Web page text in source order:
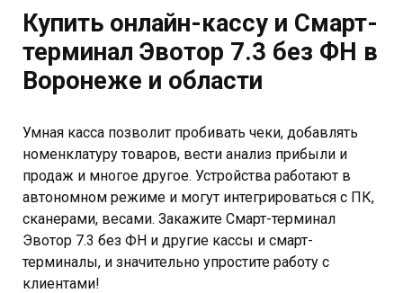
5V, 3A;
Время сохранности информации в регистрах
после выключения питания - не менее 1440 ч;
Маркированные порты подключения;
Подключаемые устройства - банковский
терминал, принтер этикеток и денежный ящик
подключаются бесплатно, для весов нужен
драйвер.
Купить онлайн-кассу и Смарт-
терминал Эвотор 7.3 без ФН в
Воронеже и области
Умная касса позволит пробивать чеки, добавлять
номенклатуру товаров, вести анализ прибыли и
продаж и многое другое. Устройства работают в
автономном режиме и могут интегрироваться с ПК,
сканерами, весами. Закажите Смарт-терминал
Эвотор 7.3 без ФН и другие кассы и смарт-
терминалы, и значительно упростите работу с
клиентами!